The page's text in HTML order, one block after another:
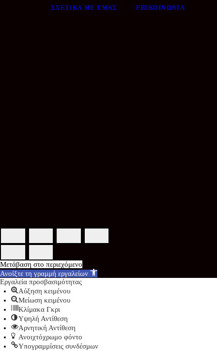
ΣΧΕΤΙΚΆ ΜΕ ΕΜΆΣ ΕΠΙΚΟΙΝΩΝΊΑ
Μετάβαση στο περιεχόμενο
Ανοίξτε τη γραμμή εργαλείων
Εργαλεία προσβασιμότητας
Αύξηση κειμένου
Μείωση κειμένου
Κλίμακα Γκρι
Υψηλή Αντίθεση
Αρνητική Αντίθεση
Ανοιχτόχρωμο φόντο
Υπογραμμίσεις συνδέσμων